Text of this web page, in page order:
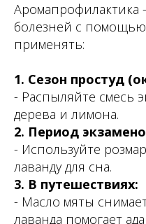
болезней с помощью
применять:
1. Сезон простуд
- Распыляйте смесь
дерева и лимона.
2. Период
- Используйте
лаванду для сна.
3. В путешествиях:
- Масло мяты
лаванда помогает